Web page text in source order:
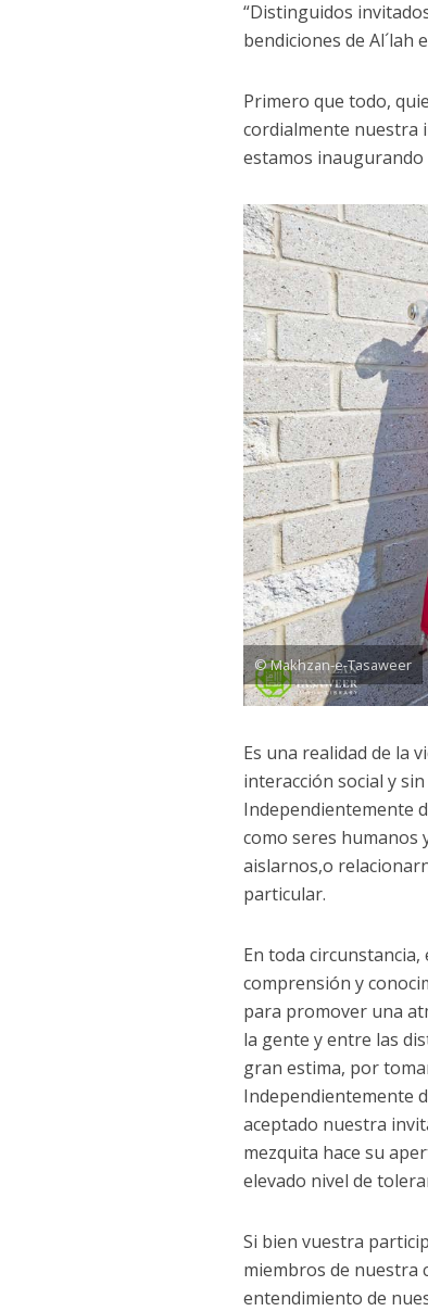
“Distinguidos
bendiciones de Al´lah
Primero que todo,
cordialmente nuestra
estamos inaugurando
© Makhzan-e-Tasaweer
Es una realidad de la
interacción social y
Independientemente
como seres humanos
aislarnos,o
particular.
En toda
comprensión y
para promover una
la gente y entre las
gran estima, por
Independientemente
aceptado nuestra
mezquita hace su
elevado nivel de
Si bien vuestra
miembros de nuestra
entendimiento de